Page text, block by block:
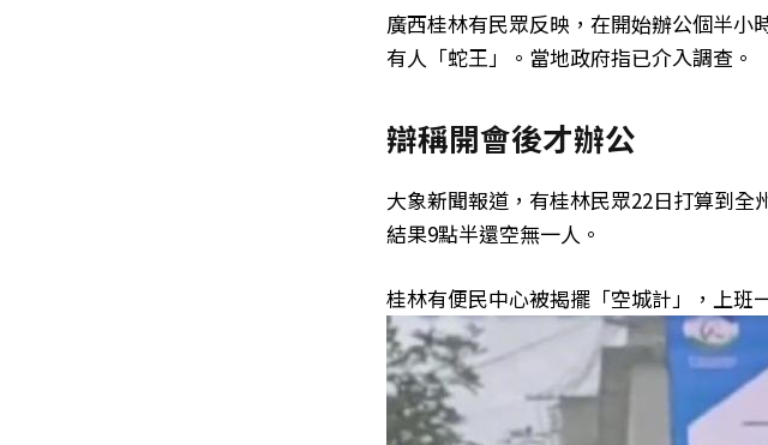
廣西桂林有民眾反映，在開始辦公個半
有人「蛇王」。當地政府指已介入調查。
辯稱開會後才辦公
大象新聞報道，有桂林民眾22日打算到全
結果9點半還空無一人。
桂林有便民中心被揭擺「空城計」，上班